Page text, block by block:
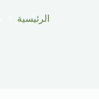
الرئيسية